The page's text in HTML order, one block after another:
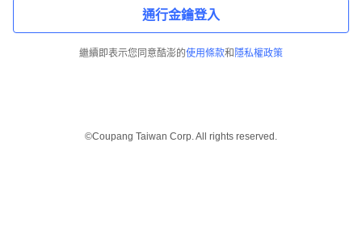
通行金鑰登入
繼續即表示您同意酷澎的使用條款和 隱私權政策
©Coupang Taiwan Corp. All rights reserved.